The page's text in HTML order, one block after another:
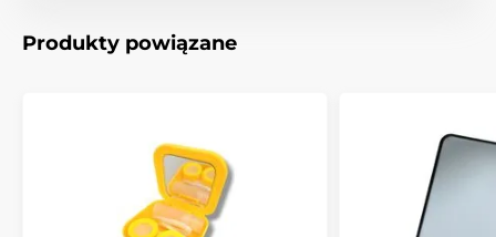
Produkty powiązane